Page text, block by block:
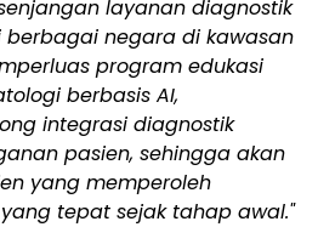
layanan diagnostik
negara di kawasan
program edukasi
berbasis AI,
integrasi diagnostik
pasien, sehingga akan
yang memperoleh
tepat sejak tahap awal."